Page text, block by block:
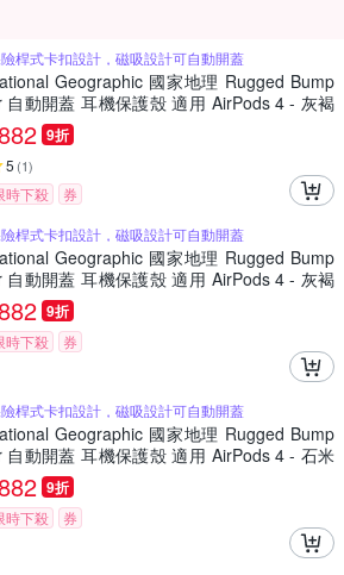
桿式卡扣設計，磁吸設計可自動開蓋
Geographic 國家地理 Rugged Bump
自動開蓋 耳機保護殼 適用 AirPods 4 - 灰褐
9折
5 (1)
時下殺
券
桿式卡扣設計，磁吸設計可自動開蓋
Geographic 國家地理 Rugged Bump
自動開蓋 耳機保護殼 適用 AirPods 4 - 灰褐
9折
時下殺 券
桿式卡扣設計，磁吸設計可自動開蓋
Geographic 國家地理 Rugged Bump
自動開蓋 耳機保護殼 適用 AirPods 4 - 石米
9折
時下殺 券